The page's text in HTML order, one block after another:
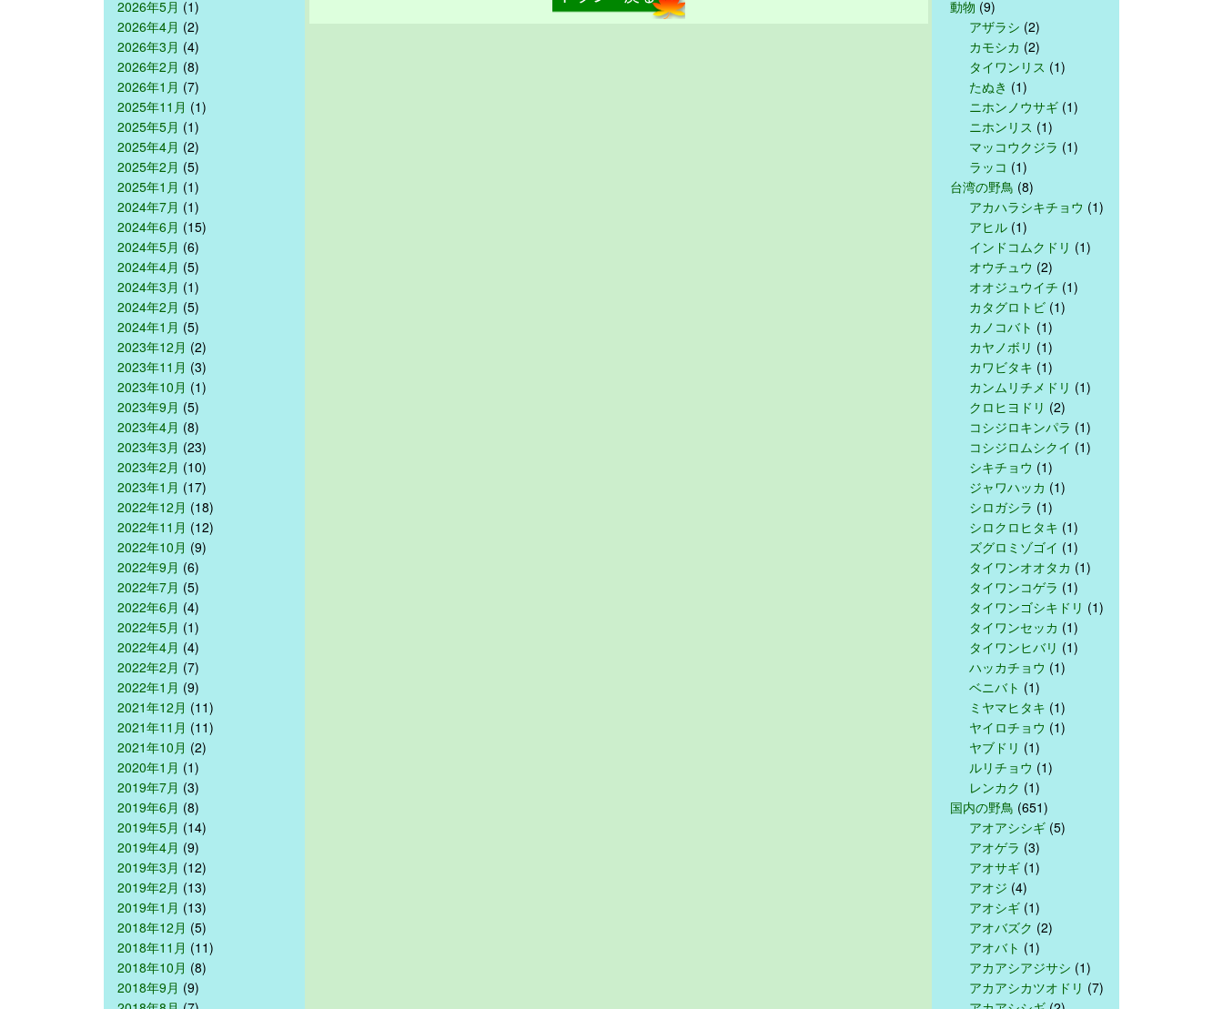
2026年5月 (1)
2026年4月 (2)
2026年3月 (4)
2026年2月 (8)
2026年1月 (7)
2025年11月 (1)
2025年5月 (1)
2025年4月 (2)
2025年2月 (5)
2025年1月 (1)
2024年7月 (1)
2024年6月 (15)
2024年5月 (6)
2024年4月 (5)
2024年3月 (1)
2024年2月 (5)
2024年1月 (5)
2023年12月 (2)
2023年11月 (3)
2023年10月 (1)
2023年9月 (5)
2023年4月 (8)
2023年3月 (23)
2023年2月 (10)
2023年1月 (17)
2022年12月 (18)
2022年11月 (12)
2022年10月 (9)
2022年9月 (6)
2022年7月 (5)
2022年6月 (4)
2022年5月 (1)
2022年4月 (4)
2022年2月 (7)
2022年1月 (9)
2021年12月 (11)
2021年11月 (11)
2021年10月 (2)
2020年1月 (1)
2019年7月 (3)
2019年6月 (8)
2019年5月 (14)
2019年4月 (9)
2019年3月 (12)
2019年2月 (13)
2019年1月 (13)
2018年12月 (5)
2018年11月 (11)
2018年10月 (8)
2018年9月 (9)
動物 (9)
アザラシ (2)
カモシカ (2)
タイワンリス (1)
たぬき (1)
ニホンノウサギ (1)
ニホンリス (1)
マッコウクジラ (1)
ラッコ (1)
台湾の野鳥 (8)
アカハラシキチョウ (1)
アヒル (1)
インドコムクドリ (1)
オウチュウ (2)
オオジュウイチ (1)
カタグロトビ (1)
カノコバト (1)
カヤノボリ (1)
カワビタキ (1)
カンムリチメドリ (1)
クロヒヨドリ (2)
コシジロキンパラ (1)
コシジロムシクイ (1)
シキチョウ (1)
ジャワハッカ (1)
シロガシラ (1)
シロクロヒタキ (1)
ズグロミゾゴイ (1)
タイワンオオタカ (1)
タイワンコゲラ (1)
タイワンゴシキドリ (1)
タイワンセッカ (1)
タイワンヒバリ (1)
ハッカチョウ (1)
ベニバト (1)
ミヤマヒタキ (1)
ヤイロチョウ (1)
ヤブドリ (1)
ルリチョウ (1)
レンカク (1)
国内の野鳥 (651)
アオアシシギ (5)
アオゲラ (3)
アオサギ (1)
アオジ (4)
アオシギ (1)
アオバズク (2)
アオバト (1)
アカアシアジサシ (1)
アカアシカツオドリ (7)